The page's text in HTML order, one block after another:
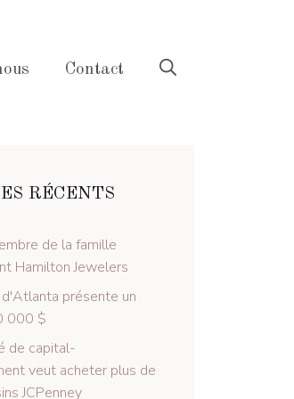
Contact
RÉCENTS
de la famille
Hamilton Jewelers
présente un
000 $
de capital-
veut acheter plus de
JCPenney